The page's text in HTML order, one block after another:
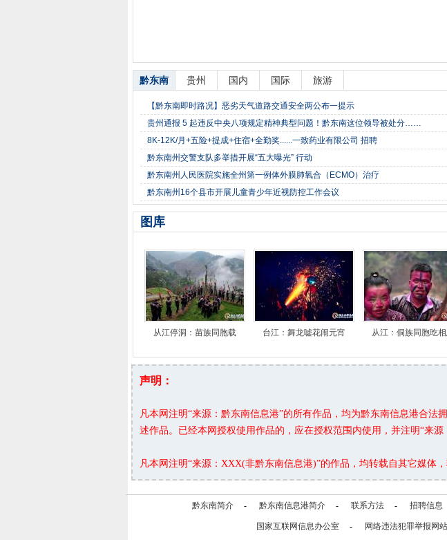
黔东南 贵州 国内 国际 旅游
【黔东南即时路况】恶劣天气道路交通安全两公布一提示
贵州通报 5 起违反中央八项规定精神典型问题！黔东南这位领导被处分……
8K-12K/月+五险+提成+住宿+全勤奖......一致药业有限公司 招聘
黔东南州交警支队多举措开展“五大曝光” 行动
黔东南州人民医院实施全州第一例体外膜肺氧合（ECMO）治疗
黔东南州16个县市开展儿童青少年近视防控工作会议
图库
从江停洞：苗族同胞载 台江：舞龙嘘花闹元宵 从江：侗族同胞吃
声明：
凡本网注明“来源：黔东南信息港”的所有作品，均为黔东南信息港合
述作品。已经本网授权使用作品的，应在授权范围内使用，并注明“来
凡本网注明“来源：XXX(非黔东南信息港)”的作品，均转载自其它媒体
黔东南简介 - 黔东南信息港简介 - 联系方法 - 招聘信息
国家互联网信息办公室 - 网络违法犯罪举报网站